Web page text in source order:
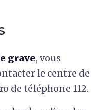
grave, vous
le centre de
de téléphone 112.